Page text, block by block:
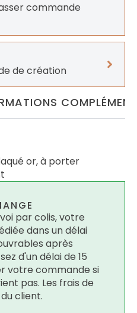
commande
de création
or, à porter
par colis, votre
dans un délai
après
d'un délai de 15
votre commande si
pas. Les frais de
client.